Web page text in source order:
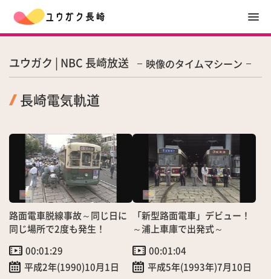
ユウガク | NBC 長崎放送 映像のタイムマシーン
長崎電気軌道
路面電車脱線事故～同じ日に
同じ場所で2度も発生！
00:01:29
平成2年(1990)10月1日
「新型路面電車」デビュー！
～浦上車庫で出発式～
00:01:04
平成5年(1993年)7月10日